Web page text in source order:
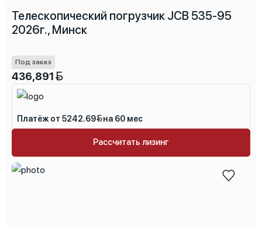
Телескопический погрузчик JCB 535-95
2026г., Минск
Под заказ
436,891
Платёж от 5242.69 на 60 мес
Рассчитать лизинг